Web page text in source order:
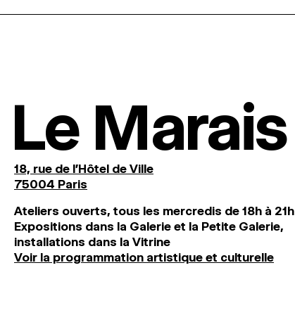
Le Marais
18, rue de l'Hôtel de Ville
75004 Paris
Ateliers ouverts, tous les mercredis de 18h à 21h
Expositions dans la Galerie et la Petite Galerie,
installations dans la Vitrine
Voir la programmation artistique et culturelle